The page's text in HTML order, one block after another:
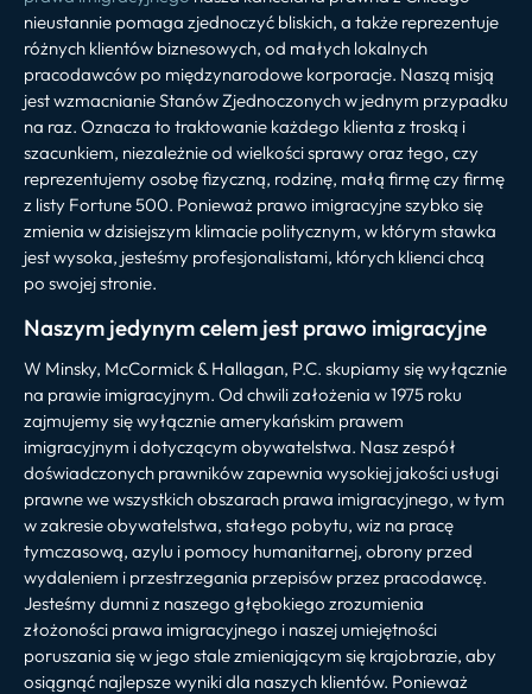
nieustannie pomaga zjednoczyć bliskich, a także reprezentuje
różnych klientów biznesowych, od małych lokalnych
pracodawców po międzynarodowe korporacje. Naszą misją
jest wzmacnianie Stanów Zjednoczonych w jednym przypadku
na raz. Oznacza to traktowanie każdego klienta z troską i
szacunkiem, niezależnie od wielkości sprawy oraz tego, czy
reprezentujemy osobę fizyczną, rodzinę, małą firmę czy firmę
z listy Fortune 500. Ponieważ prawo imigracyjne szybko się
zmienia w dzisiejszym klimacie politycznym, w którym stawka
jest wysoka, jesteśmy profesjonalistami, których klienci chcą
po swojej stronie.
Naszym jedynym celem jest prawo imigracyjne
W Minsky, McCormick & Hallagan, P.C. skupiamy się wyłącznie
na prawie imigracyjnym. Od chwili założenia w 1975 roku
zajmujemy się wyłącznie amerykańskim prawem
imigracyjnym i dotyczącym obywatelstwa. Nasz zespół
doświadczonych prawników zapewnia wysokiej jakości usługi
prawne we wszystkich obszarach prawa imigracyjnego, w tym
w zakresie obywatelstwa, stałego pobytu, wiz na pracę
tymczasową, azylu i pomocy humanitarnej, obrony przed
wydaleniem i przestrzegania przepisów przez pracodawcę.
Jesteśmy dumni z naszego głębokiego zrozumienia
złożoności prawa imigracyjnego i naszej umiejętności
poruszania się w jego stale zmieniającym się krajobrazie, aby
osiągnąć najlepsze wyniki dla naszych klientów. Ponieważ